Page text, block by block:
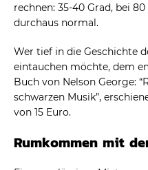
rechnen: 35-40 Grad, bei
durchaus normal.
Wer tief in die Geschichte
eintauchen möchte, dem
Buch von Nelson George:
schwarzen Musik”,
von 15 Euro.
Rumkommen mit